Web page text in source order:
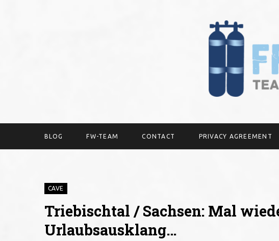
BLOG FW-TEAM CONTACT PRIVACY AGREEMENT
CAVE
Triebischtal / Sachsen: Mal
Urlaubsausklang…